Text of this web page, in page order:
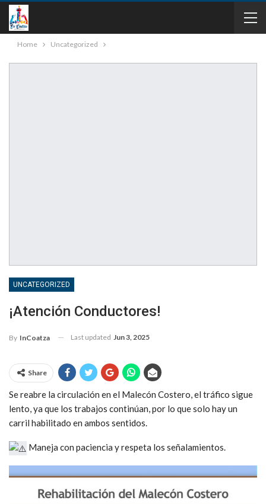
Home Uncategorized
UNCATEGORIZED
¡Atención Conductores!
By InCoatza Last updated Jun 3, 2025
Share
Se reabre la circulación en el Malecón Costero, el tráfico sigue
lento, ya que los trabajos continúan, por lo que solo hay un
carril habilitado en ambos sentidos.
Maneja con paciencia y respeta los señalamientos.